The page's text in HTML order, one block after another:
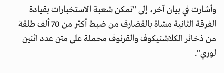
وأشارت في بيان آخر، إلى "تمكن شعبة الاستخبارات بقيادة
الفرقة الثانية مشاة بالقضارف من ضبط أكثر من 70 ألف طلقة
من ذخائر الكلاشنيكوف والقرنوف محملة على متن عدد اثنين
لوري".